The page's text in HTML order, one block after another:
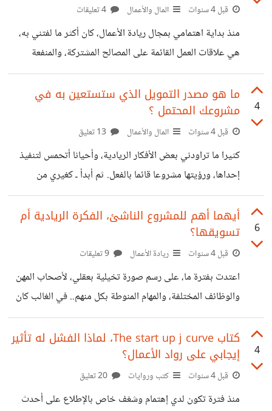
مفاده أن الشركات العائلية تسهم بأكثر من %60 من الناتج
المحلي الإجمالي لمنطقة الشرق الأوسط!! ما أثارني هنا ليست
قبل 4 سنوات المال والأعمال
منذ بداية اهتمامي بمجال ريادة الأعمال، كان أكثر ما لفتني به،
هي علاقات العمل القائمة على المصالح المشتركة، والمنفعة
لطرفي العمل الريادي (المستثمر/ رائد الأعمال).. لذلك كان يعتمد
كل منهما على مجموعة من القواعد والصفات الموضوعية؛
لاختيار شريكه الذي سيتعاون معه ـ سواء لتمويل مشروعه، أو
لاستثمار أمواله ـ ومن أبرز هذه الصفات: التعاون، التفكير
الإيجابي، روح المغامرة و المرونة وحب التغيير، وغيرها من
المعايير التي يمكن إخضاع أي شخص لها. لكني تفاجئت كثيرا
4
ما هو مصدر التمويل الذي ستستعين به في
مشروعك المحتمل ؟
قبل 4 سنوات المال والأعمال
كثيرا ما تراودني بعض الأفكار الريادية، وأحيانا أتحمس لتنفيذ
إحداها، ورؤيتها مشروعا قائما بالفعل. ثم أبدأ ـ كغيري من
ملاحقي الأفكار الريادية ـ بدراسة الفكرة وخطوات تنفيذها
المتعددة، إلى أن أصطدم بالمرحلة الأصعب بالنسبة لأي ريادي، ألا
وهي مرحلة "التمويل" ـ ذلك طبعا بالنسبة لمن لا يستطيعون
تمويل مشروعاتهم ذاتياً ـ فالكثير من أصحاب الأفكار الريادية
والمشروعات الناشئة، يواجهون صعوبة في الحصول على التمويل
اللازم لمشروعاتهم، خاصة في المراحل الأولى، لذلك قمت بدراسة
6
أيهما أهم للمشروع الناشئ، الفكرة الريادية أم
تسويقها؟
قبل 4 سنوات ريادة الأعمال
اعتدت بفترة ما، على رسم صورة تخيلية بعقلي، لأصحاب المهن
والوظائف المختلفة، والمهام المنوطة بكل منهم.. في الغالب كان
ذلك بفترة محاولة تحديد وجهتي المهنية! ومن أكثر المسميات
التي علقت بذهني حينها مُسَمّى "رائد الأعمال"، وأول ما كان
يخطر ببالي عند تخيل المهام والمهارات الواجب توافرها برائد
الأعمال، هو صورة ذاك الشخص المبتَكِر، صاحب الأفكار الريادية
الجريئة، الذي تكفيه أفكاره اللامعة لتأسيس مشروع ريادي ناجح
4
كتاب The start up j curve، لماذا الفشل له تأثير
إيجابي على رواد الأعمال؟
قبل 4 سنوات كتب وروايات
منذ فترة تكون لدي إهتمام وشغف خاص بالإطلاع على أحدث